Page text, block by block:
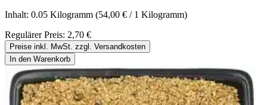
Inhalt: 0.05 Kilogramm (54,00 € / 1 Kilogramm)
Regulärer Preis: 2,70 €
Preise inkl. MwSt. zzgl. Versandkosten
In den Warenkorb